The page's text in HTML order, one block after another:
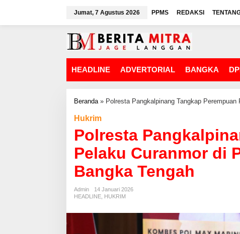
w
Jumat, 7 Agustus 2026 PPMS REDAKSI
HEADLINE ADVERTORIAL BANGKA
Beranda» Polresta Pangkalpinang Tangkap
Hukrim
Polresta
Pelaku Curanmor di
Bangka Tengah
Admin
14 Januari 2026
HEADLINE HUKRIM